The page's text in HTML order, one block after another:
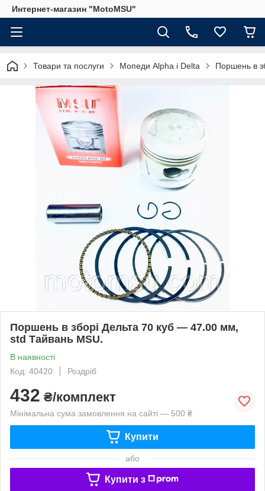
Интернет-магазин "MotoMSU"
Товари та послуги Мопеди Alpha і Delta Поршень в
Поршень в зборі Дельта 70 куб — 47.00 мм,
std Тайвань MSU.
В наявності
Код: 40420
Роздріб
432 ₴/комплект
Мінімальна сума замовлення на сайті — 500 ₴
Купити
або
Купити з